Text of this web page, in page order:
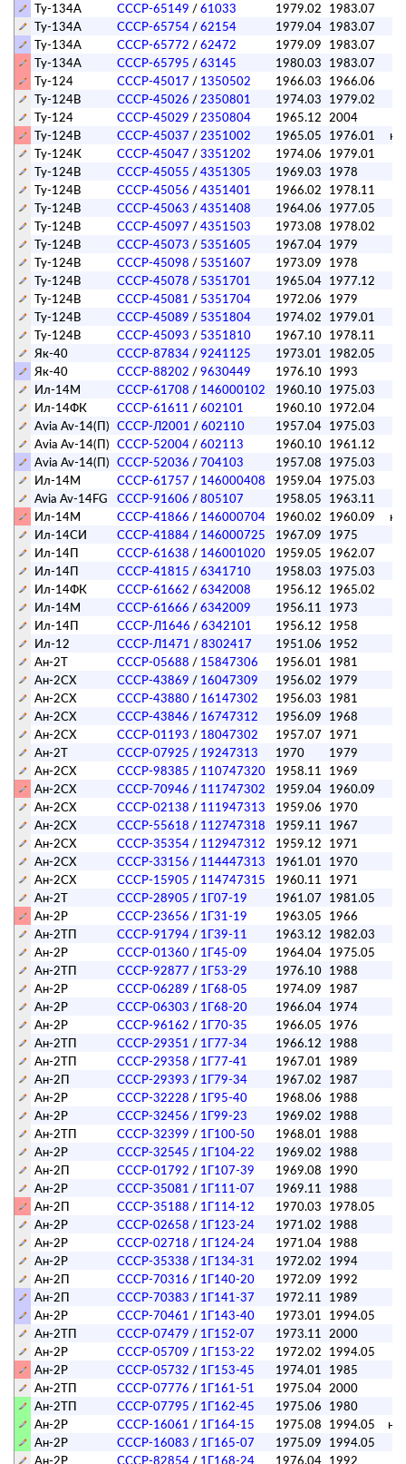
Ту-134А
СССР-65149 /61033 1979.02 1983.07
Ту-134А
СССР-65754 /62154 1979.04 1983.07
Ту-134А
СССР-65772 /62472 1979.09 1983.07
Ту-134А
СССР-65795 /63145 1980.03 1983.07
Ту-124
СССР-45017 / 1350502 1966.03 1966.06
Ту-124В
СССР-45026 /2350801 1974.03 1979.02
Ту-124
СССР-45029 /2350804 1965.12 2004
Ту-124В
СССР-45037 /2351002 1965.05 1976.01
Ту-124К
СССР-45047 /3351202 1974.06 1979.01
Ту-124В
СССР-45055 /4351305 1969.03 1978
Ту-124В
СССР-45056 /4351401 1966.02 1978.11
Ту-124В
СССР-45063 /4351408 1964.06 1977.05
Ту-124В
СССР-45097 /4351503 1973.08 1978.02
Ту-124В
СССР-45073 / 5351605 1967.04 1979
Ту-124В
СССР-45098 / 5351607 1973.09 1978
Ту-124В
СССР-45078 / 5351701 1965.04 1977.12
Ту-124В
СССР-45081 / 5351704 1972.06 1979
Ту-124В
СССР-45089 / 5351804 1974.02 1979.01
Ту-124В
СССР-45093 / 5351810 1967.10 1978.11
Як-40
СССР-87834 /9241125 1973.01 1982.05
Як-40
СССР-88202 /9630449 1976.10 1993
Ил-14М
СССР-61708 / 146000102 1960.10 1975.03
Ил-14ФК
СССР-61611 /602101 1960.10 1972.04
Аvia Av-14(П) СССР-Л2001 /602110 1957.04 1975.03
Аvia Av-14(П) СССР-52004 /602113 1960.10 1961.12
Аvia Av-14(П) СССР-52036 /704103 1957.08 1975.03
Ил-14М
СССР-61757 / 146000408 1959.04 1975.03
Avia Av-14FG
СССР-91606 /805107 1958.05 1963.11
Ил-14М
СССР-41866 / 146000704 1960.02 1960.09
Ил-14СИ
СССР-41884 / 146000725 1967.09 1975
Ил-14П
СССР-61638 / 146001020 1959.05 1962.07
Ил-14П
СССР-41815 /6341710 1958.03 1975.03
Ил-14ФК
СССР-61662 /6342008 1956.12 1965.02
Ил-14М
СССР-61666 /6342009 1956.11 1973
Ил-14П
СССР-Л1646 /6342101 1956.12 1958
Ил-12
СССР-Л1471 /8302417 1951.06 1952
Ан-2Т
СССР-05688 / 15847306 1956.01 1981
Ан-2СХ
СССР-43869 / 16047309 1956.02 1979
Ан-2СХ
СССР-43880 / 16147302 1956.03 1981
Ан-2СХ
СССР-43846 / 16747312 1956.09 1968
Ан-2СХ
СССР-01193 / 18047302 1957.07 1971
Ан-2Т
СССР-07925 / 19247313 1970 1979
Ан-2СХ
СССР-98385 / 110747320 1958.11 1969
Ан-2СХ
СССР-70946 / 111747302 1959.04 1960.09
Ан-2СХ
СССР-02138 / 111947313 1959.06 1970
Ан-2СХ
СССР-55618 / 112747318 1959.11 1967
Ан-2СХ
СССР-35354 / 112947312 1959.12 1971
Ан-2СХ
СССР-33156 / 114447313 1961.01 1970
Ан-2СХ
СССР-15905 / 114747315 1960.11 1971
Ан-2Т
СССР-28905 / 1Г07-19 1961.07 1981.05
Ан-2Р
СССР-23656 / 1Г31-19 1963.05 1966
Ан-2ТП
СССР-91794 / 1Г39-11 1963.12 1982.03
Ан-2Р
СССР-01360 / 1Г45-09 1964.04 1975.05
Ан-2ТП
СССР-92877 / 1Г53-29 1976.10 1988
Ан-2Р
СССР-06289 / 1Г68-05 1974.09 1987
Ан-2Р
СССР-06303 / 1Г68-20 1966.04 1974
Ан-2Р
СССР-96162 / 1Г70-35 1966.05 1976
Ан-2ТП
СССР-29351 / 1Г77-34 1966.12 1988
Ан-2ТП
СССР-29358 / 1Г77-41 1967.01 1989
Ан-2П
СССР-29393 / 1Г79-34 1967.02 1987
Ан-2Р
СССР-32228 / 1Г95-40 1968.06 1988
Ан-2Р
СССР-32456 / 1Г99-23 1969.02 1988
Ан-2ТП
СССР-32399 / 1Г100-50 1968.01 1988
Ан-2Р
СССР-32545 / 1Г104-22 1969.02 1988
Ан-2П
СССР-01792 / 1Г107-39 1969.08 1990
Ан-2Р
СССР-35081 / 1Г111-07 1969.11 1988
Ан-2П
СССР-35188 / 1Г114-12 1970.03 1978.05
Ан-2Р
СССР-02658 / 1Г123-24 1971.02 1988
Ан-2Р
СССР-02718 / 1Г124-24 1971.04 1988
Ан-2Р
СССР-35338 / 1Г134-31 1972.02 1994
Ан-2П
СССР-70316 / 1Г140-20 1972.09 1992
Ан-2П
СССР-70383 / 1Г141-37 1972.11 1989
Ан-2Р
СССР-70461 / 1Г143-40 1973.01 1994.05
Ан-2ТП
СССР-07479 / 1Г152-07 1973.11 2000
Ан-2Р
СССР-05709 / 1Г153-22 1972.02 1994.05
Ан-2Р
СССР-05732 / 1Г153-45 1974.01 1985
Ан-2ТП
СССР-07776 / 1Г161-51 1975.04 2000
Ан-2ТП
СССР-07795 / 1Г162-45 1975.06 1980
Ан-2Р
СССР-16061 / 1Г164-15 1975.08 1994.05
на
Ан-2Р
СССР-16083 / 1Г165-07 1975.09 1994.05
Ан-2Р
СССР-82854 / 1Г168-24 1976.04 1992